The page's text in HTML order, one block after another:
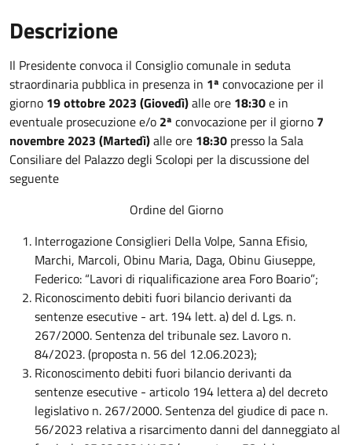
Descrizione
Il Presidente convoca il Consiglio comunale in seduta
straordinaria pubblica in presenza in 1ª convocazione per il
giorno 19 ottobre 2023 (Giovedì)alle ore 18:30e in
eventuale prosecuzione e/o 2ª convocazione per il giorno 7
novembre 2023 (Martedì)alle ore 18:30 presso la Sala
Consiliare del Palazzo degli Scolopi per la discussione del
seguente
Ordine del Giorno
Interrogazione Consiglieri Della Volpe, Sanna Efisio,
Marchi, Marcoli, Obinu Maria, Daga, Obinu Giuseppe,
Federico: “Lavori di riqualificazione area Foro Boario”;
Riconoscimento debiti fuori bilancio derivanti da
sentenze esecutive - art. 194 lett. a) del d. Lgs. n.
267/2000. Sentenza del tribunale sez. Lavoro n.
84/2023. (proposta n. 56 del 12.06.2023);
Riconoscimento debiti fuori bilancio derivanti da
sentenze esecutive - articolo 194 lettera a) del decreto
legislativo n. 267/2000. Sentenza del giudice di pace n.
56/2023 relativa a risarcimento danni del danneggiato al